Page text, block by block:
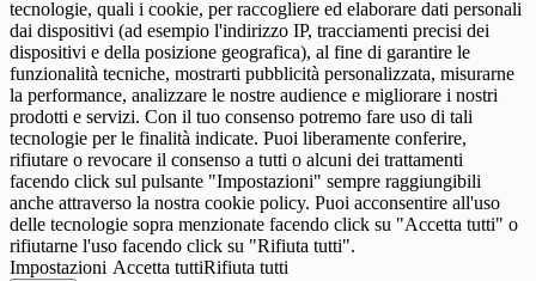
tecnologie, quali i cookie, per raccogliere ed elaborare dati personali
dai dispositivi (ad esempio l'indirizzo IP, tracciamenti precisi dei
dispositivi e della posizione geografica), al fine di garantire le
funzionalità tecniche, mostrarti pubblicità personalizzata, misurarne
la performance, analizzare le nostre audience e migliorare i nostri
prodotti e servizi. Con il tuo consenso potremo fare uso di tali
tecnologie per le finalità indicate. Puoi liberamente conferire,
rifiutare o revocare il consenso a tutti o alcuni dei trattamenti
facendo click sul pulsante "Impostazioni" sempre raggiungibili
anche attraverso la nostra cookie policy. Puoi acconsentire all'uso
delle tecnologie sopra menzionate facendo click su "Accetta tutti" o
rifiutarne l'uso facendo click su "Rifiuta tutti".
Impostazioni Accetta tuttiRifiuta tutti